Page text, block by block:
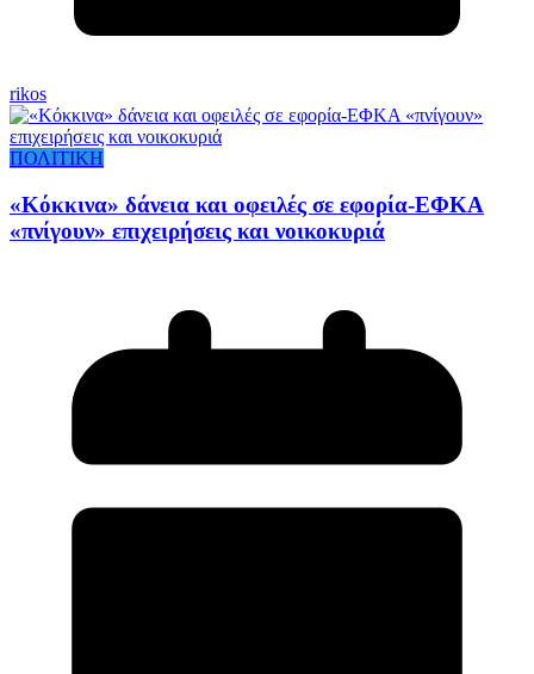
rikos
ΠΟΛΙΤΙΚΗ
«Κόκκινα» δάνεια και οφειλές σε εφορία-ΕΦΚΑ
«πνίγουν» επιχειρήσεις και νοικοκυριά